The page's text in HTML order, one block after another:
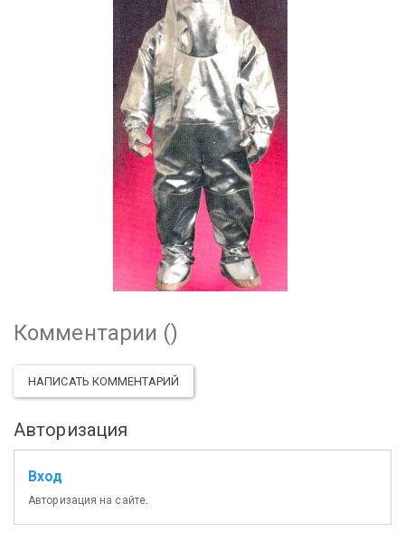
Комментарии ()
НАПИСАТЬ КОММЕНТАРИЙ
Авторизация
Вход
Авторизация на сайте.